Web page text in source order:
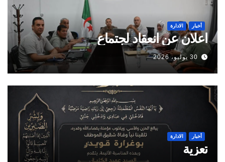
أخبار الادارة
اعلان عن انعقاد لجتماع
30 يوليو، 2026
أخبار الادارة
تعزية